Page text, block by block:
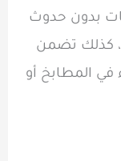
بدون حدوث
كذلك تضمن
في المطابخ أو